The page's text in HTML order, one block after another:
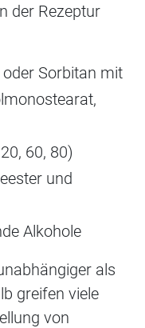
der Rezeptur
Sorbitan mit
60, 80)
und
Alkohole
als
greifen viele
von